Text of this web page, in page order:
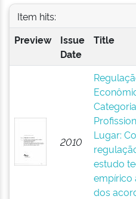
Item hits:
Preview
Issue
Date
Title
2010
Categoria
Lugar:
estudo
empírico
dos